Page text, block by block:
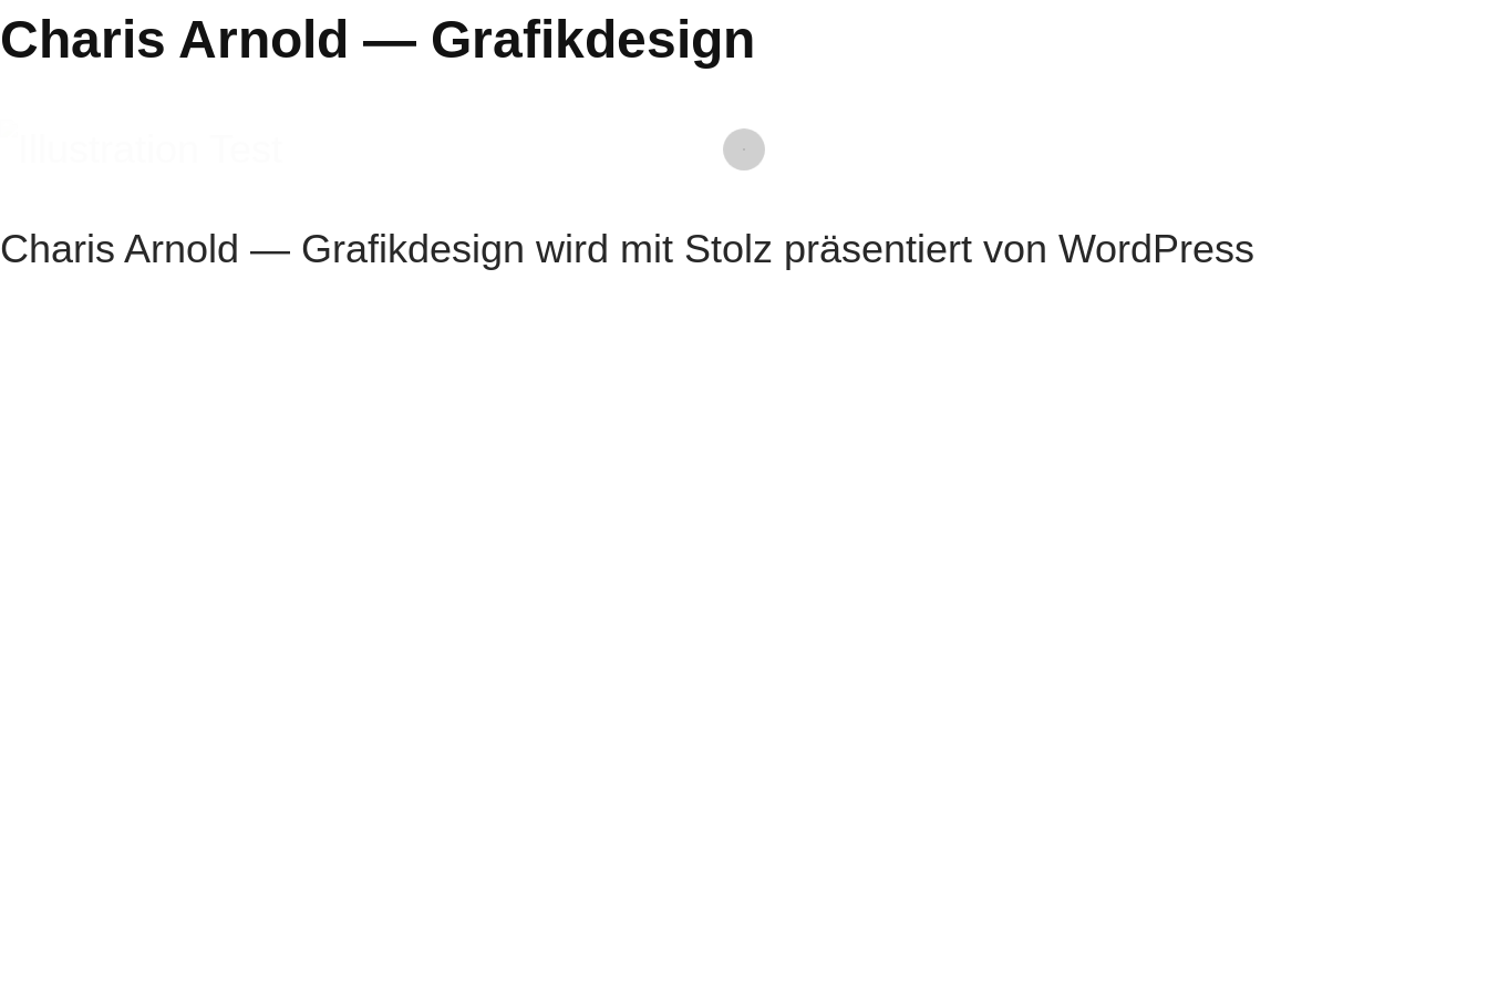
Charis Arnold — Grafikdesign
Charis Arnold — Grafikdesign wird mit Stolz präsentiert von WordPress